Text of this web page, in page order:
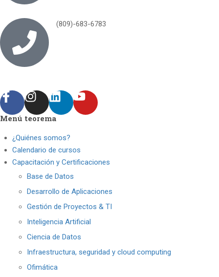
(809)-683-6783
Menú teorema
¿Quiénes somos?
Calendario de cursos
Capacitación y Certificaciones
Base de Datos
Desarrollo de Aplicaciones
Gestión de Proyectos & TI
Inteligencia Artificial
Ciencia de Datos
Infraestructura, seguridad y cloud computing
Ofimática